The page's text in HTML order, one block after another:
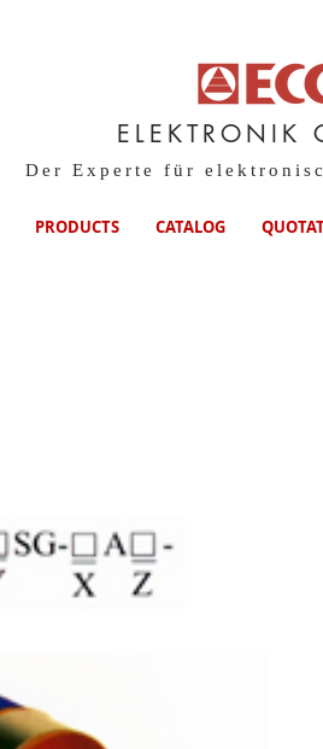
ELEKTRONIK
Der Experte für
PRODUCTS CATALOG